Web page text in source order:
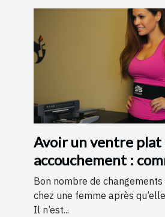
Avoir un ventre plat
accouchement :
parvenir ?
Bon nombre de
chez une femme après
Il n’est...